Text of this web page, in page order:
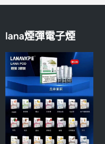
lana煙彈電子煙